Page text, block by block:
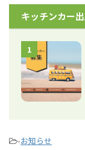
キッチンカー
1
-お知らせ